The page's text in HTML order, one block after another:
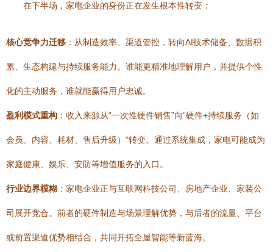
在下半场，家电企业的身份正在发生根本性转变：
核心竞争力迁移 ：从制造效率、渠道管控，转向AI技术储备、数据积
累、生态构建与持续服务能力。谁能更精准地理解用户，并提供个性
化的主动服务，谁就能赢得用户忠诚。
盈利模式重构 ：收入来源从“一次性硬件销售”向“硬件+持续服务（如
会员、内容、耗材、售后升级）”转变。通过系统集成，家电可能成为
家庭健康、娱乐、安防等增值服务的入口。
行业边界模糊 ：家电企业正与互联网科技公司、房地产企业、家装公
司展开竞合。前者的硬件制造与场景理解优势，与后者的流量、平台
或前置渠道优势相结合，共同开拓全屋智能等新蓝海。